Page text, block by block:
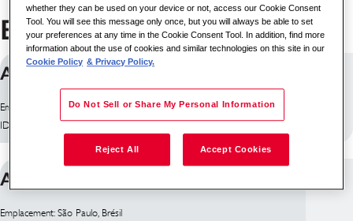
Emplois à São Paulo
AUX LIMPEZA - 38680
Emplacement: São Paulo, Brésil
ID du poste: 30556
AUX LIMPEZA - 38680
Emplacement: São Paulo, Brésil
whether they can be used on your device or not, access our Cookie Consent
Tool. You will see this message only once, but you will always be able to set
your preferences at any time in the Cookie Consent Tool. In addition, find more
information about the use of cookies and similar technologies on this site in our
Cookie Policy & Privacy Policy.
Do Not Sell or Share My Personal Information
Reject All Accept Cookies